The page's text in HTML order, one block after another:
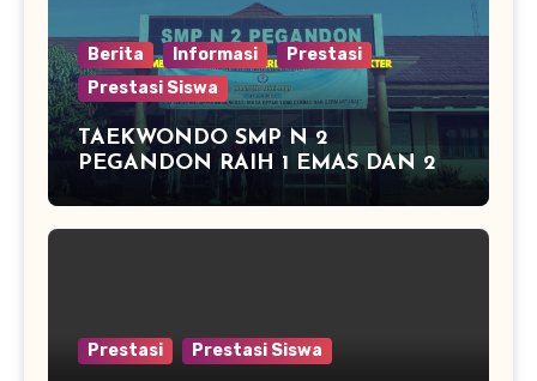
Berita Informasi
Prestasi
Prestasi Siswa
TAEKWONDO SMP N 2
PEGANDON RAIH 1 EMAS DAN 2
PERAK DI KAPOLRES CUP
KENDAL 2016
Prestasi Prestasi Siswa